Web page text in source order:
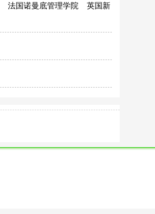
法国诺曼底管理学院
英国新